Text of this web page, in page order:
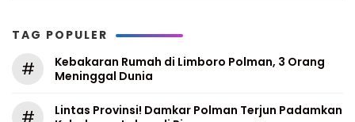
TAG POPULER
#
Kebakaran Rumah di Limboro Polman, 3 Orang
Meninggal Dunia
#
Lintas Provinsi! Damkar Polman Terjun Padamkan